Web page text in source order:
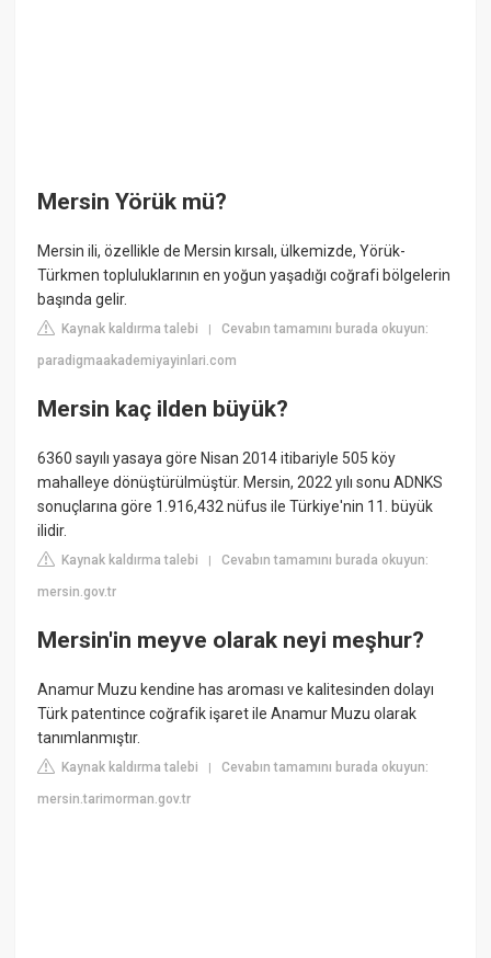
Mersin Yörük mü?
Mersin ili, özellikle de Mersin kırsalı, ülkemizde, Yörük-
Türkmen topluluklarının en yoğun yaşadığı coğrafi bölgelerin
başında gelir.
Kaynak kaldırma talebi |Cevabın tamamını burada okuyun:
paradigmaakademiyayinlari.com
Mersin kaç ilden büyük?
6360 sayılı yasaya göre Nisan 2014 itibariyle 505 köy
mahalleye dönüştürülmüştür. Mersin, 2022 yılı sonu ADNKS
sonuçlarına göre 1.916,432 nüfus ile Türkiye'nin 11. büyük
ilidir.
Kaynak kaldırma talebi |Cevabın tamamını burada okuyun:
mersin.gov.tr
Mersin'in meyve olarak neyi meşhur?
Anamur Muzu kendine has aroması ve kalitesinden dolayı
Türk patentince coğrafik işaret ile Anamur Muzu olarak
tanımlanmıştır.
Kaynak kaldırma talebi |Cevabın tamamını burada okuyun:
mersin.tarimorman.gov.tr